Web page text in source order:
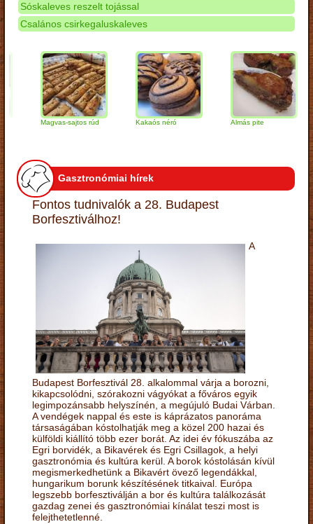
Sóskaleves reszelt tojással
Csalános csirkegaluskaleves
Magvas-sajtos rúd Kakaós néró Almás pite
Gasztronómiai hírek
Fontos tudnivalók a 28. Budapest
Borfesztiválhoz!
A
Budapest Borfesztivál 28. alkalommal várja a borozni,
kikapcsolódni, szórakozni vágyókat a főváros egyik
legimpozánsabb helyszínén, a megújuló Budai Várban.
A vendégek nappal és este is káprázatos panoráma
társaságában kóstolhatják meg a közel 200 hazai és
külföldi kiállító több ezer borát. Az idei év fókuszába az
Egri borvidék, a Bikavérek és Egri Csillagok, a helyi
gasztronómia és kultúra kerül. A borok kóstolásán kívül
megismerkedhetünk a Bikavért övező legendákkal,
hungarikum borunk készítésének titkaival. Európa
legszebb borfesztiválján a bor és kultúra találkozását
gazdag zenei és gasztronómiai kínálat teszi most is
felejthetetlenné.